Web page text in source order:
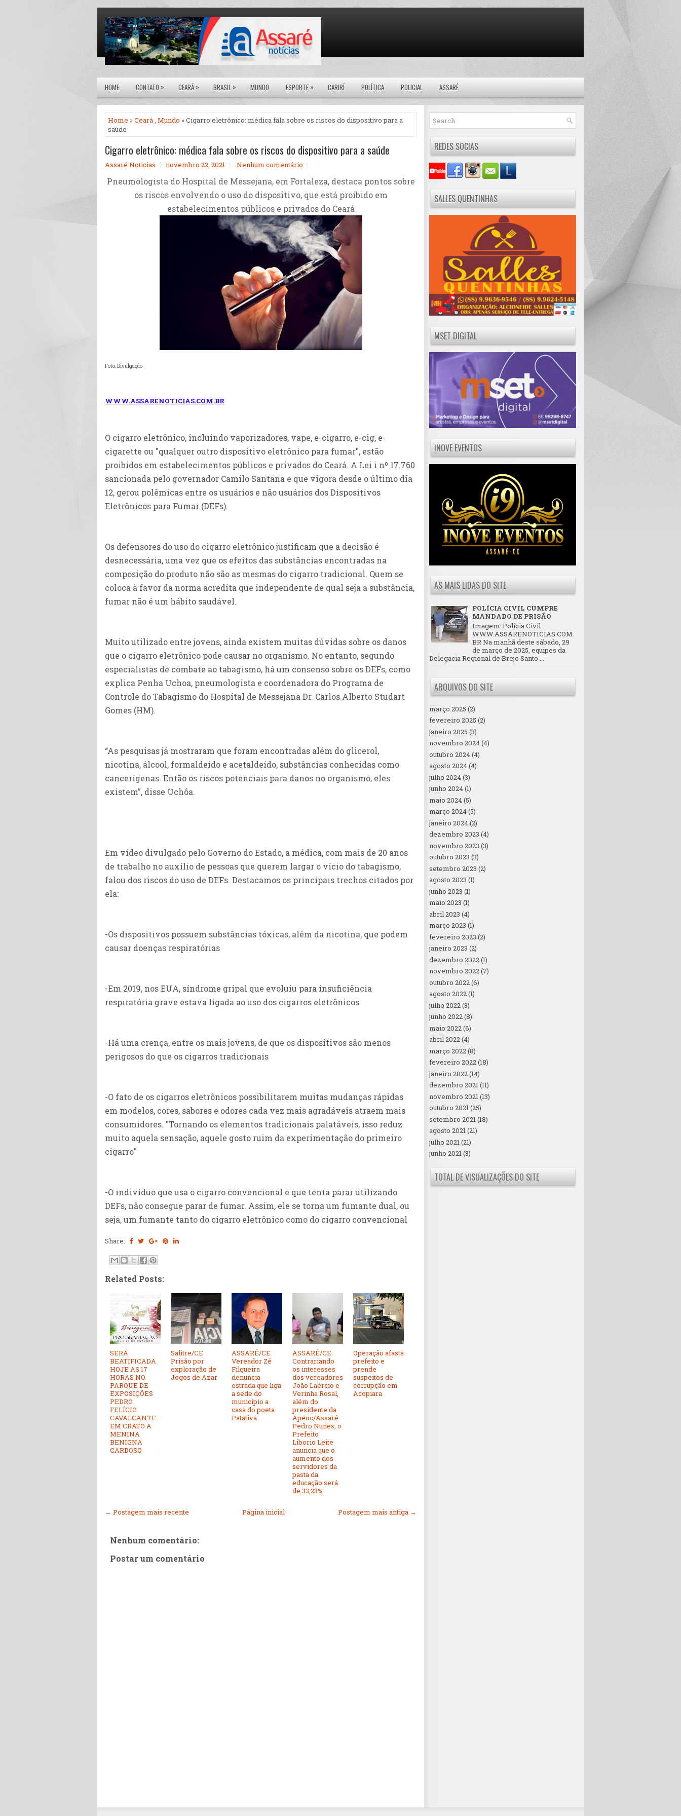
HOME CONTATO » CEARÁ » BRASIL » MUNDO ESPORTE » CARIRÍ POLÍTICA POLICIAL ASSARÉ
Home »Ceará, Mundo » Cigarro eletrônico: médica fala sobre os riscos do dispositivo para a
saúde
Cigarro eletrônico: médica fala sobre os riscos do dispositivo para a saúde
Assaré Noticias novembro 22, 2021 Nenhum comentário
Pneumologista do Hospital de Messejana, em Fortaleza, destaca pontos sobre
os riscos envolvendo o uso do dispositivo, que está proibido em
estabelecimentos públicos e privados do Ceará
Foto: Divulgação
WWW.ASSARENOTICIAS.COM.BR
O cigarro eletrônico, incluindo vaporizadores, vape, e-cigarro, e-cig, e-
cigarette ou "qualquer outro dispositivo eletrônico para fumar", estão
proibidos em estabelecimentos públicos e privados do Ceará. A Lei i nº 17.760
sancionada pelo governador Camilo Santana e que vigora desde o último dia
12, gerou polêmicas entre os usuários e não usuários dos Dispositivos
Eletrônicos para Fumar (DEFs).
Os defensores do uso do cigarro eletrônico justificam que a decisão é
desnecessária, uma vez que os efeitos das substâncias encontradas na
composição do produto não são as mesmas do cigarro tradicional. Quem se
coloca à favor da norma acredita que independente de qual seja a substância,
fumar não é um hábito saudável.
Muito utilizado entre jovens, ainda existem muitas dúvidas sobre os danos
que o cigarro eletrônico pode causar no organismo. No entanto, segundo
especialistas de combate ao tabagismo, há um consenso sobre os DEFs, como
explica Penha Uchoa, pneumologista e coordenadora do Programa de
Controle do Tabagismo do Hospital de Messejana Dr. Carlos Alberto Studart
Gomes (HM).
“As pesquisas já mostraram que foram encontradas além do glicerol,
nicotina, álcool, formaldeído e acetaldeído, substâncias conhecidas como
cancerígenas. Então os riscos potenciais para danos no organismo, eles
existem”, disse Uchôa.
Em vídeo divulgado pelo Governo do Estado, a médica, com mais de 20 anos
de trabalho no auxílio de pessoas que querem largar o vício do tabagismo,
falou dos riscos do uso de DEFs. Destacamos os principais trechos citados por
ela:
-Os dispositivos possuem substâncias tóxicas, além da nicotina, que podem
causar doenças respiratórias
-Em 2019, nos EUA, síndrome gripal que evoluiu para insuficiência
respiratória grave estava ligada ao uso dos cigarros eletrônicos
-Há uma crença, entre os mais jovens, de que os dispositivos são menos
perigosos do que os cigarros tradicionais
-O fato de os cigarros eletrônicos possibilitarem muitas mudanças rápidas
em modelos, cores, sabores e odores cada vez mais agradáveis atraem mais
consumidores. "Tornando os elementos tradicionais palatáveis, isso reduz
muito aquela sensação, aquele gosto ruim da experimentação do primeiro
cigarro"
-O indivíduo que usa o cigarro convencional e que tenta parar utilizando
DEFs, não consegue parar de fumar. Assim, ele se torna um fumante dual, ou
seja, um fumante tanto do cigarro eletrônico como do cigarro convencional
Share:
Related Posts:
SERÁ
BEATIFICADA
HOJE AS 17
HORAS NO
PARQUE DE
EXPOSIÇÕES
PEDRO
FELÍCIO
CAVALCANTE
EM CRATO A
MENINA
BENIGNA
CARDOSO
Salitre/CE
Prisão por
exploração de
Jogos de Azar
ASSARÉ/CE
Vereador Zé
Filgueira
denuncia
estrada que liga
a sede do
município a
casa do poeta
Patativa
ASSARÉ/CE:
Contrariando
os interesses
dos vereadores
João Laércio e
Verinha Rosal,
além do
presidente da
Apeoc/Assaré
Pedro Nunes, o
Prefeito
Liborio Leite
anuncia que o
aumento dos
servidores da
pasta da
educação será
de 33,23%
Operação afasta
prefeito e
prende
suspeitos de
corrupção em
Acopiara
← Postagem mais recente Postagem mais antiga →
Página inicial
Nenhum comentário:
Postar um comentário
REDES SOCIAS
SALLES QUENTINHAS
MSET DIGITAL
INOVE EVENTOS
AS MAIS LIDAS DO SITE
POLÍCIA CIVIL CUMPRE
MANDADO DE PRISÃO
Imagem: Polícia Civil
WWW.ASSARENOTICIAS.COM.
BR Na manhã deste sábado, 29
de março de 2025, equipes da
Delegacia Regional de Brejo Santo ...
ARQUIVOS DO SITE
março 2025 (2)
fevereiro 2025 (2)
janeiro 2025 (3)
novembro 2024(4)
outubro 2024(4)
agosto 2024(4)
julho 2024(3)
junho 2024(1)
maio 2024(5)
março 2024(5)
janeiro 2024(2)
dezembro 2023 (4)
novembro 2023 (3)
outubro 2023 (3)
setembro 2023 (2)
agosto 2023 (1)
junho 2023 (1)
maio 2023 (1)
abril 2023 (4)
março 2023 (1)
fevereiro 2023 (2)
janeiro 2023 (2)
dezembro 2022(1)
novembro 2022(7)
outubro 2022(6)
agosto 2022(1)
julho 2022(3)
junho 2022(8)
maio 2022(6)
abril 2022(4)
março 2022(8)
fevereiro 2022(18)
janeiro 2022(14)
dezembro 2021(11)
novembro 2021(13)
outubro 2021(25)
setembro 2021(18)
agosto 2021(21)
julho 2021(21)
junho 2021(3)
TOTAL DE VISUALIZAÇÕES DO SITE